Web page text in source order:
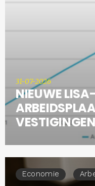
31-07-2026
NIEUWE
VESTIGINGEN
Economie